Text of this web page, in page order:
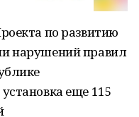
по развитию
нарушений правил
еще 115